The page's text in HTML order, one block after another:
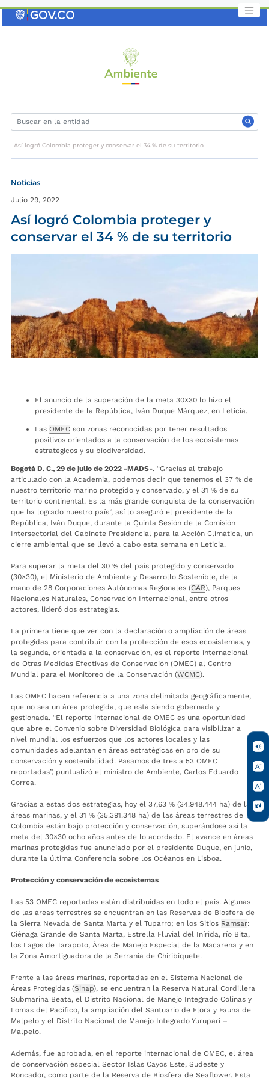
Así logró Colombia proteger y conservar el 34 % de su territorio
Noticias
Julio 29, 2022
Así logró Colombia proteger y
conservar el 34 % de su territorio
El anuncio de la superación de la meta 30×30 lo hizo el
presidente de la República, Iván Duque Márquez, en Leticia.
Las OMEC son zonas reconocidas por tener resultados
positivos orientados a la conservación de los ecosistemas
estratégicos y su biodiversidad.
Bogotá D. C., 29 de julio de 2022 -MADS-. “Gracias al trabajo
articulado con la Academia, podemos decir que tenemos el 37 % de
nuestro territorio marino protegido y conservado, y el 31 % de su
territorio continental. Es la más grande conquista de la conservación
que ha logrado nuestro país”, así lo aseguró el presidente de la
República, Iván Duque, durante la Quinta Sesión de la Comisión
Intersectorial del Gabinete Presidencial para la Acción Climática, un
cierre ambiental que se llevó a cabo esta semana en Leticia.
Para superar la meta del 30 % del país protegido y conservado
(30×30), el Ministerio de Ambiente y Desarrollo Sostenible, de la
mano de 28 Corporaciones Autónomas Regionales (CAR), Parques
Nacionales Naturales, Conservación Internacional, entre otros
actores, lideró dos estrategias.
La primera tiene que ver con la declaración o ampliación de áreas
protegidas para contribuir con la protección de esos ecosistemas, y
la segunda, orientada a la conservación, es el reporte internacional
de Otras Medidas Efectivas de Conservación (OMEC) al Centro
Mundial para el Monitoreo de la Conservación (WCMC).
Las OMEC hacen referencia a una zona delimitada geográficamente,
que no sea un área protegida, que está siendo gobernada y
gestionada. “El reporte internacional de OMEC es una oportunidad
que abre el Convenio sobre Diversidad Biológica para visibilizar a
nivel mundial los esfuerzos que los actores locales y las
comunidades adelantan en áreas estratégicas en pro de su
conservación y sostenibilidad. Pasamos de tres a 53 OMEC
reportadas”, puntualizó el ministro de Ambiente, Carlos Eduardo
Correa.
Gracias a estas dos estrategias, hoy el 37,63 % (34.948.444 ha) de las
áreas marinas, y el 31 % (35.391.348 ha) de las áreas terrestres de
Colombia están bajo protección y conservación, superándose así la
meta del 30×30 ocho años antes de lo acordado. El avance en áreas
marinas protegidas fue anunciado por el presidente Duque, en junio,
durante la última Conferencia sobre los Océanos en Lisboa.
Protección y conservación de ecosistemas
Las 53 OMEC reportadas están distribuidas en todo el país. Algunas
de las áreas terrestres se encuentran en las Reservas de Biosfera de
la Sierra Nevada de Santa Marta y el Tuparro; en los Sitios Ramsar:
Ciénaga Grande de Santa Marta, Estrella Fluvial del Inírida, río Bita,
los Lagos de Tarapoto, Área de Manejo Especial de la Macarena y en
la Zona Amortiguadora de la Serranía de Chiribiquete.
Frente a las áreas marinas, reportadas en el Sistema Nacional de
Áreas Protegidas (Sinap), se encuentran la Reserva Natural Cordillera
Submarina Beata, el Distrito Nacional de Manejo Integrado Colinas y
Lomas del Pacífico, la ampliación del Santuario de Flora y Fauna de
Malpelo y el Distrito Nacional de Manejo Integrado Yuruparí –
Malpelo.
Además, fue aprobada, en el reporte internacional de OMEC, el área
de conservación especial Sector Islas Cayos Este, Sudeste y
Roncador, como parte de la Reserva de Biosfera de Seaflower. Esta